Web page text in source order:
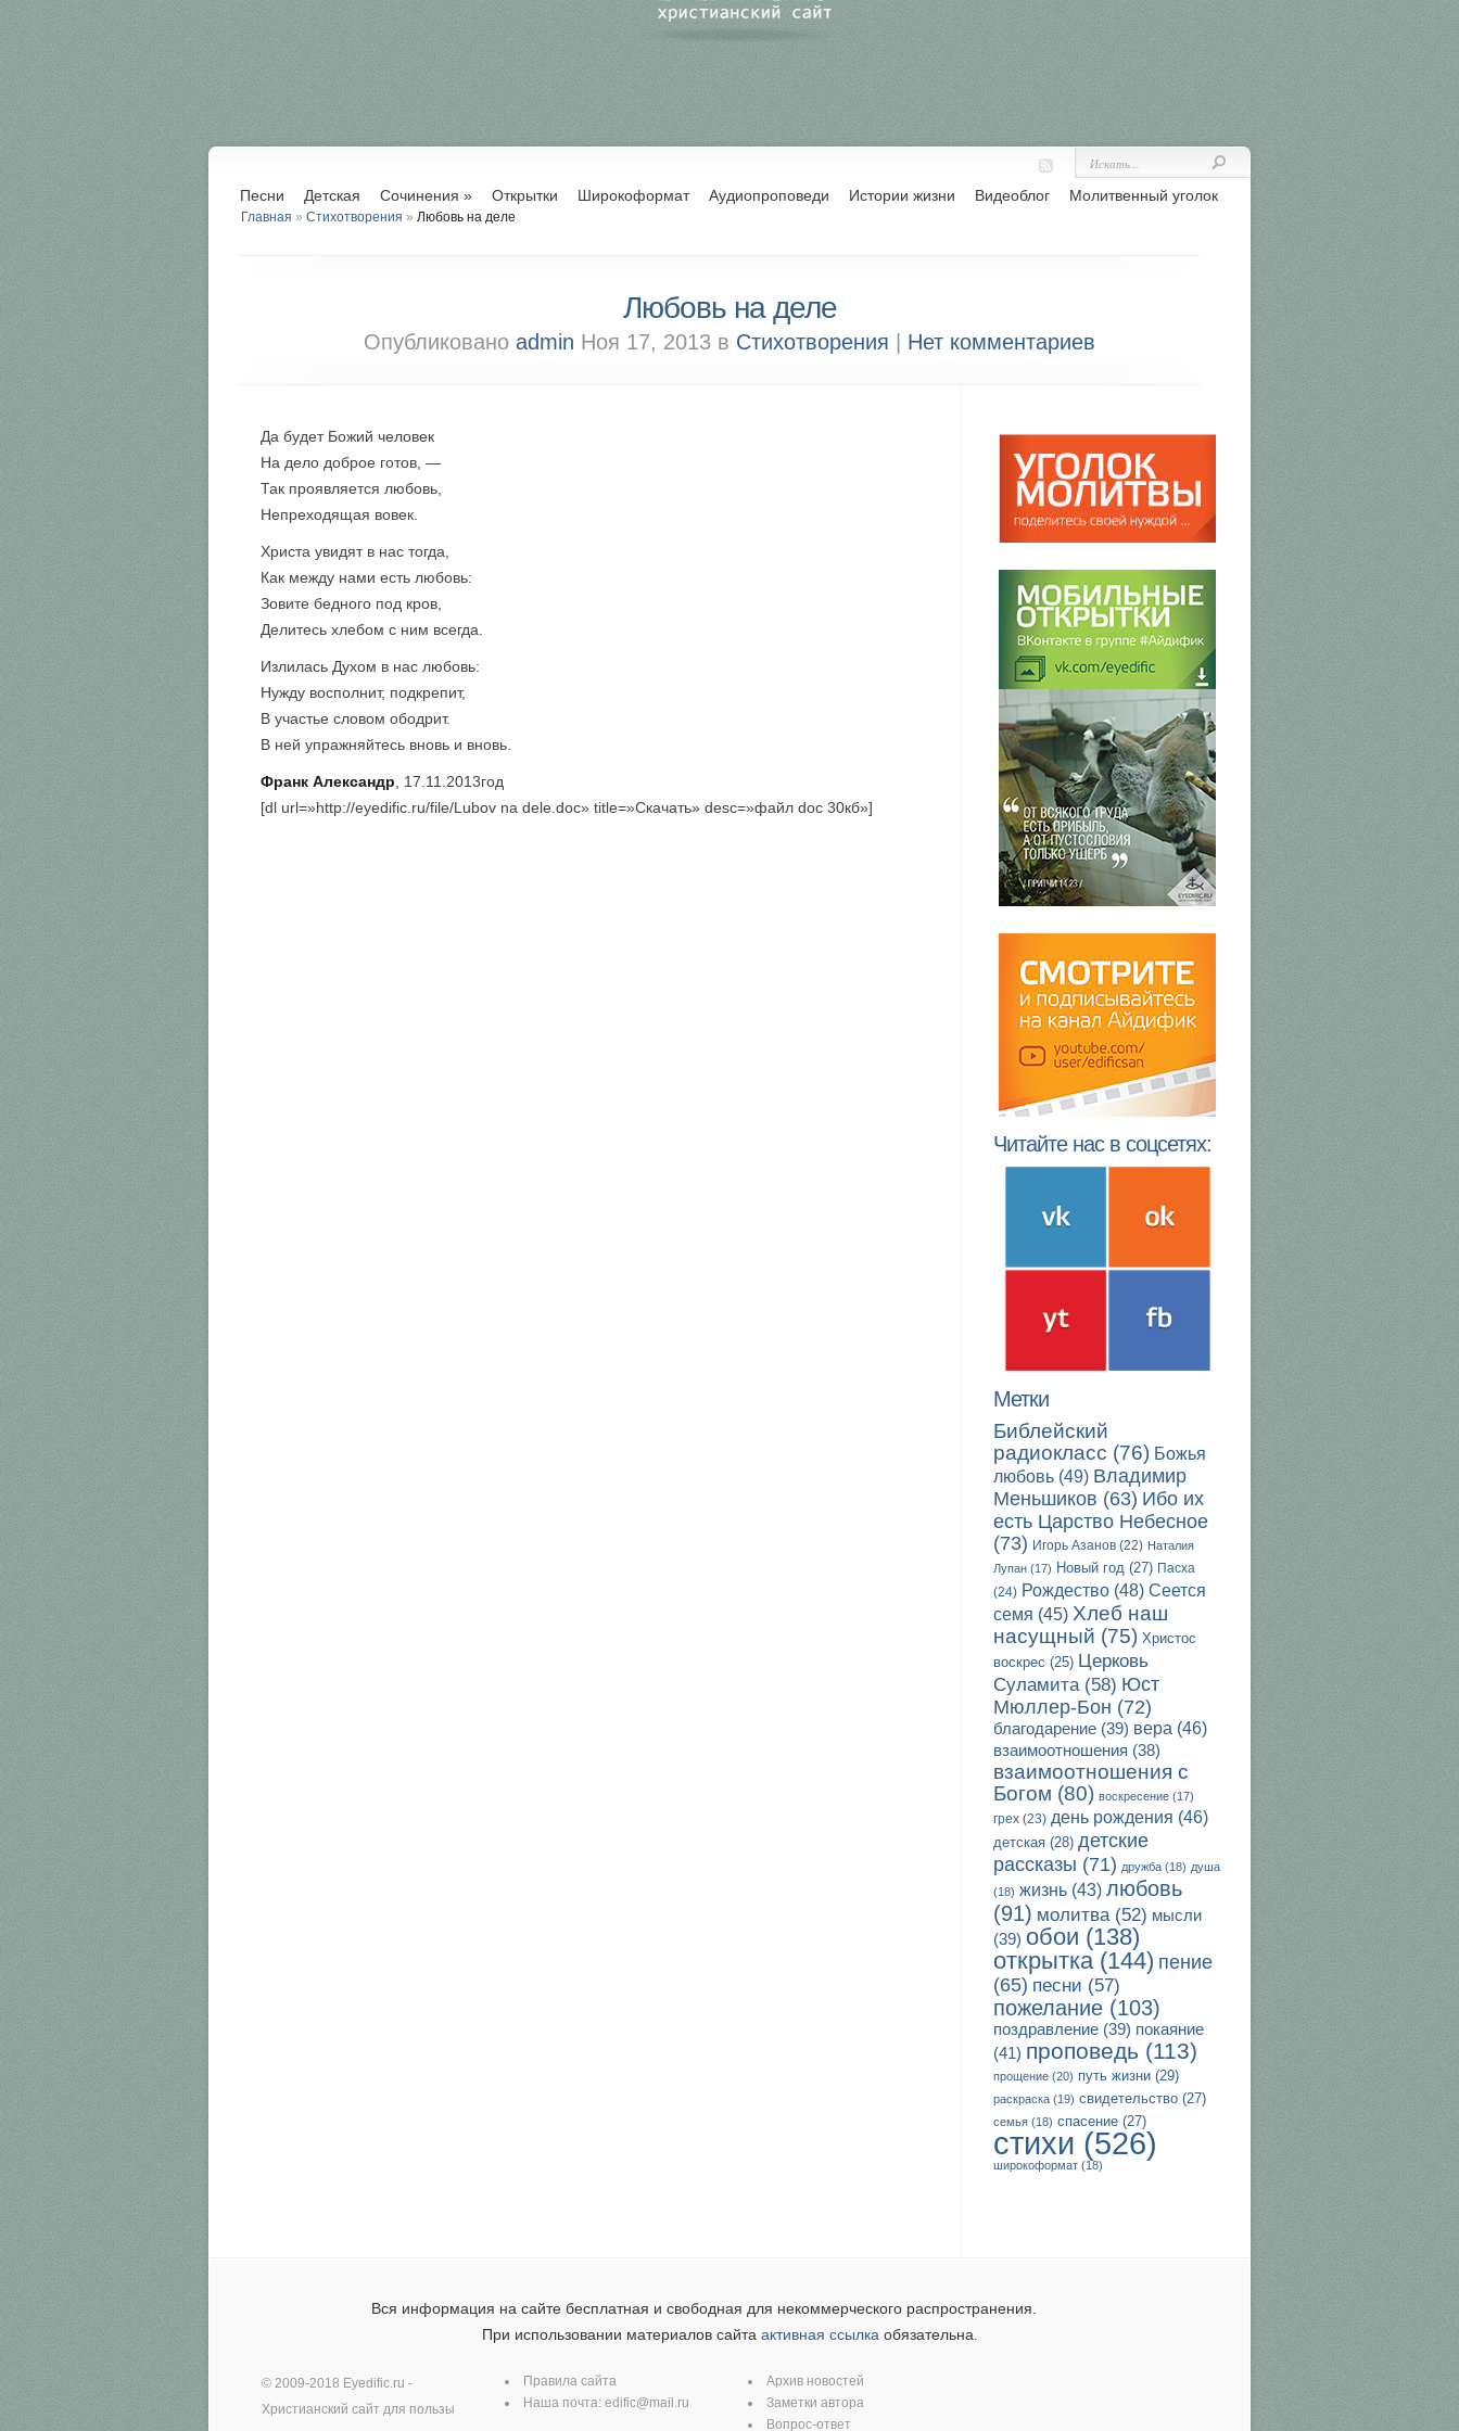
Песни Детская Сочинения » Открытки Широкоформат Аудиопроповеди Истории жизни Видеоблог Молитвенный уголок
Главная » Стихотворения » Любовь на деле
Любовь на деле
Опубликовано admin Ноя 17, 2013 в Стихотворения Нет комментариев
Да будет Божий человек
На дело доброе готов, —
Так проявляется любовь,
Непреходящая вовек.
Христа увидят в нас тогда,
Как между нами есть любовь:
Зовите бедного под кров,
Делитесь хлебом с ним всегда.
Излилась Духом в нас любовь:
Нужду восполнит, подкрепит,
В участье словом ободрит.
В ней упражняйтесь вновь и вновь.
Франк Александр , 17.11.2013год
[dl url=»http://eyedific.ru/file/Lubov na dele.doc» title=»Скачать» desc=»файл doc 30кб»]
Читайте нас в соцсетях:
Метки
Библейский
радиокласс (76) Божья
любовь (49) Владимир
Меньшиков (63) Ибо их
есть Царство Небесное
(73) Игорь Азанов (22) Наталия
Лупан (17) Новый год (27) Пасха
(24) Рождество (48) Сеется
семя (45) Хлеб наш
насущный (75) Христос
воскрес (25) Церковь
Суламита(58) Юст
Мюллер-Бон (72)
благодарение (39) вера (46)
взаимоотношения (38)
взаимоотношения с
Богом (80) воскресение (17)
грех (23) день рождения (46)
детская (28) детские
рассказы (71) дружба (18) душа
(18) жизнь (43) любовь
(91) молитва(52) мысли
(39) обои (138)
открытка(144) пение
(65) песни (57)
пожелание (103)
поздравление (39) покаяние
(41) проповедь (113)
прощение (20) путь жизни (29)
раскраска (19) свидетельство (27)
семья (18) спасение (27)
стихи (526)
широкоформат (18)
Вся информация на сайте бесплатная и свободная для некоммерческого распространения.
При использовании материалов сайта активная ссылка обязательна.
© 2009-2018 Eyedific.ru -
Христианский сайт для пользы
Правила сайта
Наша почта: edific@mail.ru
Архив новостей
Заметки автора
Вопрос-ответ